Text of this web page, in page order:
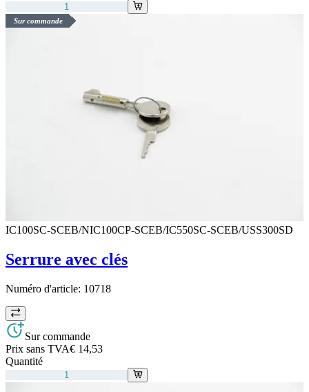
Sur commande
IC100SC-SCEB/NIC100CP-SCEB/IC550SC-SCEB/USS300SD
Serrure avec clés
Numéro d'article: 10718
Sur commande
Prix sans TVA€ 14,53
Quantité